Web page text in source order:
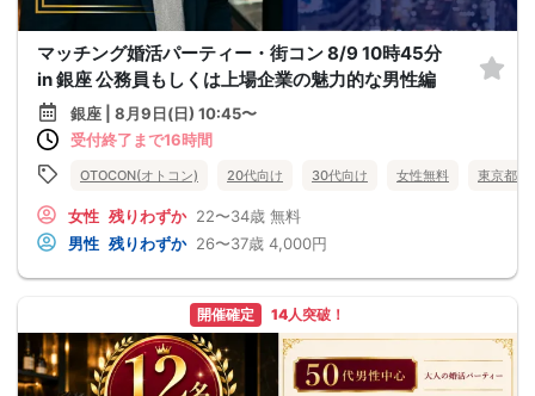
マッチング婚活パーティー・街コン 8/9 10時45分
in 銀座 公務員もしくは上場企業の魅力的な男性編
銀座 | 8月9日(日) 10:45〜
受付終了まで16時間
OTOCON(オトコン) 20代向け 30代向け 女性無料 東京都
女性 残りわずか 22〜34歳 無料
男性 残りわずか 26〜37歳 4,000円
開催確定 14人突破！